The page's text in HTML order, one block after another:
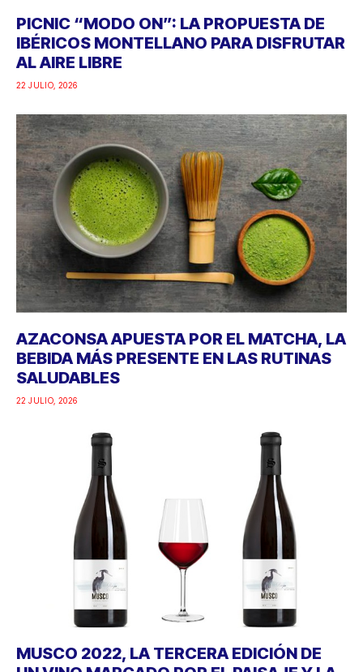
PICNIC “MODO ON”: LA PROPUESTA DE
IBÉRICOS MONTELLANO PARA DISFRUTAR
AL AIRE LIBRE
22 JULIO, 2026
AZACONSA APUESTA POR EL MATCHA, LA
BEBIDA MÁS PRESENTE EN LAS RUTINAS
SALUDABLES
22 JULIO, 2026
MUSCO 2022, LA TERCERA EDICIÓN DE